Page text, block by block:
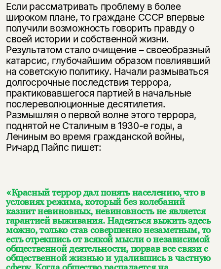
Если рассматривать проблему в более
широком плане, то граждане СССР впервые
получили возможность говорить правду о
своей истории и собственной жизни.
Результатом стало очищение – своеобразный
катарсис, глубочайшим образом повлиявший
на советскую политику. Начали размываться
долгосрочные последствия террора,
практиковавшегося партией в начальные
послереволюционные десятилетия.
Размышляя о первой волне этого террора,
поднятой не Сталиным в 1930-е годы, а
Лениным во время гражданской войны,
Ричард Пайпс пишет:
«Красный террор дал понять населению, что в
условиях режима, который без колебаний
казнит невиновных, невиновность не является
гарантией выживания. Надеяться выжить здесь
можно, только став совершенно незаметным, то
есть отрекшись от всякой мысли о независимой
общественной деятельности, порвав все связи с
общественной жизнью и удалившись в частную